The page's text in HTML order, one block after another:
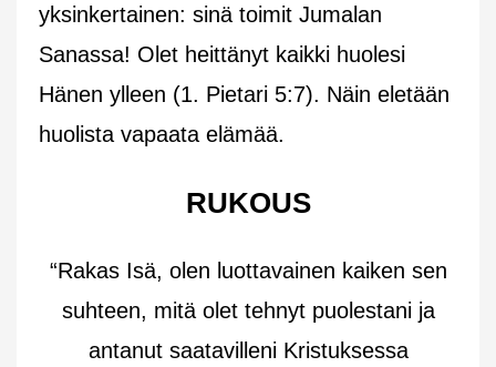
yksinkertainen: sinä toimit Jumalan
Sanassa! Olet heittänyt kaikki huolesi
Hänen ylleen (1. Pietari 5:7). Näin eletään
huolista vapaata elämää.
RUKOUS
“Rakas Isä, olen luottavainen kaiken sen
suhteen, mitä olet tehnyt puolestani ja
antanut saatavilleni Kristuksessa